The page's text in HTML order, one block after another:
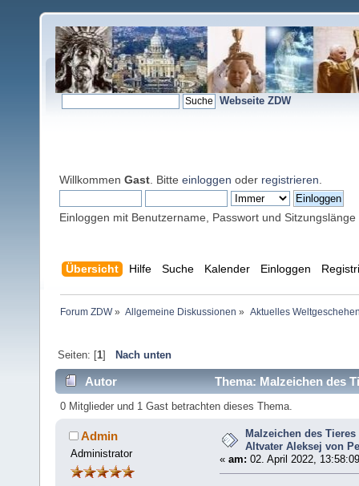
Webseite ZDW
Willkommen Gast . Bitte einloggen oder registrieren
Einloggen mit Benutzername, Passwort und Sitzungslänge
Übersicht Hilfe Suche Kalender Einloggen
Forum ZDW» Allgemeine Diskussionen » Aktuelles
Seiten: [1] Nach unten
Autor
Thema: Malzeichen des
7403 mal)
0 Mitglieder und 1 Gast betrachten dieses Thema.
Admin
Administrator
Malzeichen des
Altvater Aleksej von
« am: 02. April 2022,